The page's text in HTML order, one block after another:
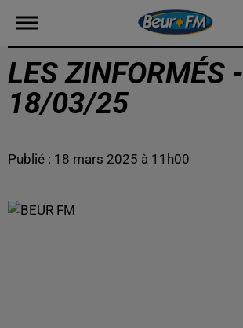
LES ZINFORMÉS -
18/03/25
Publié : 18 mars 2025 à 11h00